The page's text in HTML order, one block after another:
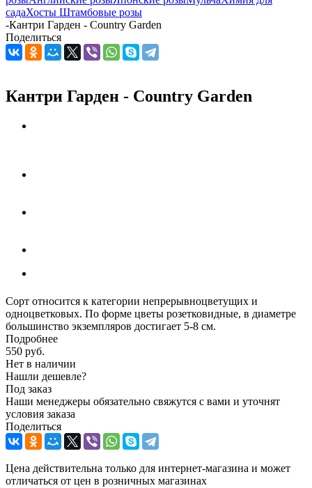
садаХосты Штамбовые розы
-Кантри Гарден - Country Garden
Поделиться
Кантри Гарден - Country Garden
Сорт относится к категории непрерывноцветущих и
одноцветковых. По форме цветы розетковидные, в диаметре
большинство экземпляров достигает 5-8 см.
Подробнее
550 руб.
Нет в наличии
Нашли дешевле?
Под заказ
Наши менеджеры обязательно свяжутся с вами и уточнят
условия заказа
Поделиться
Цена действительна только для интернет-магазина и может
отличаться от цен в розничных магазинах